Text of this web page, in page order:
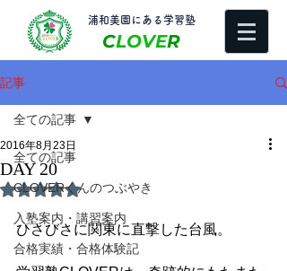
​浦和美園にある学習塾
CLOVER
記事
全ての記事
CLOVERくんのつぶやき
入塾案内・講習案内
合格実績・合格体験記
全ての記事
DAY 20
2016年8月23日
5つ星のうちNaNと評価されています。
ひさびさに関東に直撃した台風。